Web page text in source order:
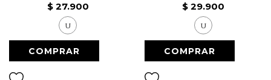
$ 27.900
U
$ 29.900
U